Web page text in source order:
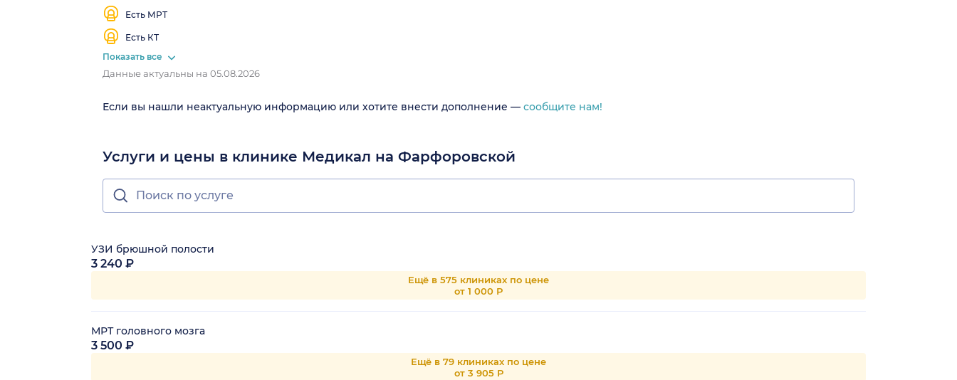
Есть МРТ
Есть КТ
Показать все
Данные актуальны на 05.08.2026
Если вы нашли неактуальную информацию или хотите внести дополнение — сообщите нам!
Услуги и цены в клинике Медикал на Фарфоровской
УЗИ брюшной полости
3 240 ₽
Ещё в 575 клиниках по цене
от 1 000 Р
МРТ головного мозга
3 500 ₽
Ещё в 79 клиниках по цене
от 3 905 Р